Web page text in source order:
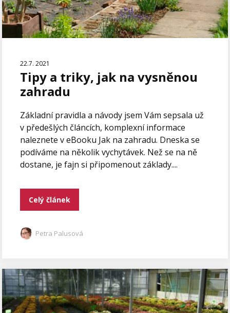
22.7. 2021
Tipy a triky, jak na vysněnou
zahradu
Základní pravidla a návody jsem Vám sepsala už
v předešlých článcích, komplexní informace
naleznete v eBooku Jak na zahradu. Dneska se
podíváme na několik vychytávek. Než se na ně
dostane, je fajn si připomenout základy....
Celý článek
Petra Palusová